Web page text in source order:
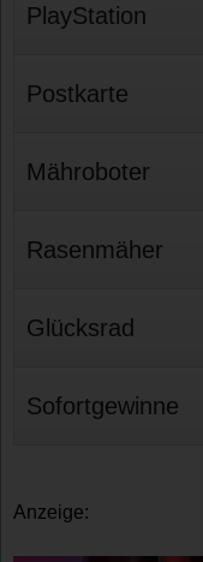
PlayStation
Postkarte
Mähroboter
Rasenmäher
Glücksrad
Sofortgewinne
Anzeige: